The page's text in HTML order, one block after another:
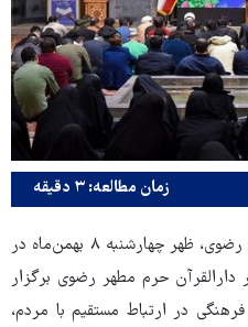
زمان مطالعه: ۳ دقیقه
رضا خوراکیان، مدیر عالی حرم مطهر رضوی، ظهر چهارشنبه ۸ بهمن‌ماه در
دارالقرآن حرم مطهر رضوی برگزار
در ارتباط مستقیم با مردم،